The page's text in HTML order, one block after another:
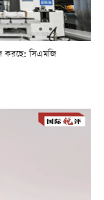
করছে: সিএমজি